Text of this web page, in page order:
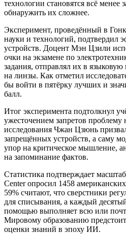
технологии становятся всё менее
обнаружить их сложнее.
Эксперимент, проведённый в
науки и технологий, подтвердил
устройств. Доцент Мэн Цзили
очки на экзамене по
задания, отправлял их в
на линзы. Как отметил
бы войти в пятёрку лучших и
балл.
Итог эксперимента подтолкнул
ужесточением запретов проблему
исследования Чжан Цзюнь
запрещённых устройств, а саму
упор на критическое мышление,
на запоминание фактов.
Статистика подтверждает
Center опросил 1458
59% считают, что сверстники
для списывания, а каждый
помощью выполняет всю или
Мировому образованию
оценки знаний в эпоху ИИ.